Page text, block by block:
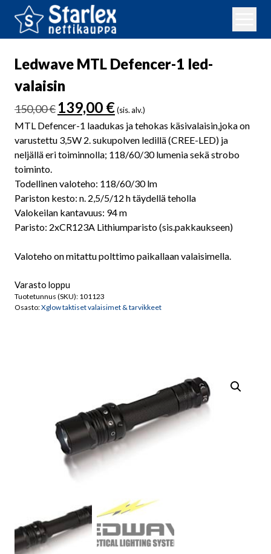
Ledwave MTL Defencer-1 led-
valaisin
150,00€ Alkuperäinen
hinta
oli:
150,00 €.
139,00 €Nykyinen
hinta
on:
139,00 €.
(sis. alv.)
MTL Defencer-1 laadukas ja tehokas käsivalaisin,joka on
varustettu 3,5W 2. sukupolven ledillä (CREE-LED) ja
neljällä eri toiminnolla; 118/60/30 lumenia sekä strobo
toiminto.
Todellinen valoteho: 118/60/30 lm
Pariston kesto: n. 2,5/5/12 h täydellä teholla
Valokeilan kantavuus: 94 m
Paristo: 2xCR123A Lithiumparisto (sis.pakkaukseen)
Valoteho on mitattu polttimo paikallaan valaisimella.
Varasto loppu
Tuotetunnus (SKU): 101123
Osasto:Xglow taktiset valaisimet & tarvikkeet